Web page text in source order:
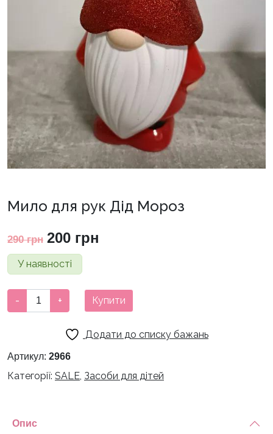
Мило для рук Дід Мороз
290грн Оригінальна
ціна:
290 грн.
200 грн
У наявності
для
Мороз
- + Купити
Додати до списку бажань
Артикул: 2966
Категорії: SALE Засоби для дітей
Опис